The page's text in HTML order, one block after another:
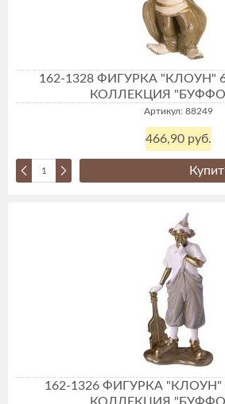
162-1328 ФИГУРКА "КЛОУН"
КОЛЛЕКЦИЯ
Артикул: 88249
466,90 руб.
162-1326 ФИГУРКА "КЛОУН"